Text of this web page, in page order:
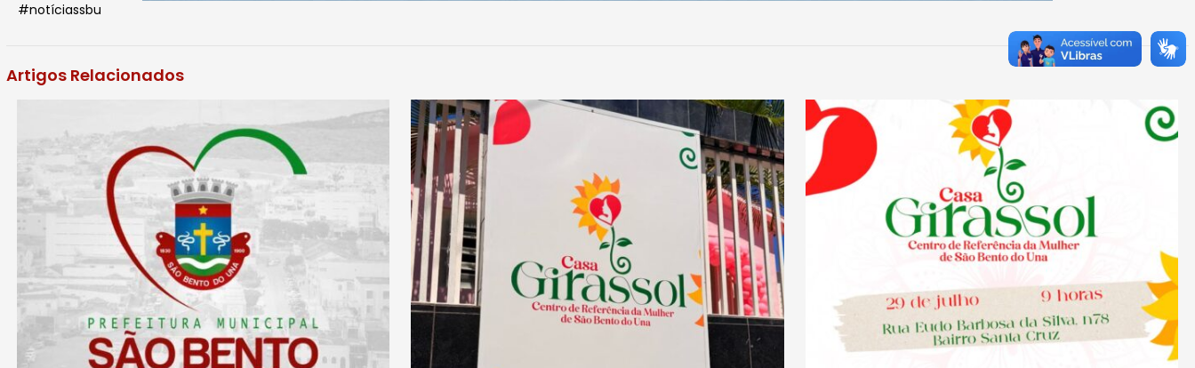
#notíciassbu
Artigos Relacionados